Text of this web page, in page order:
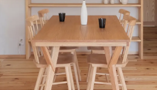
費用と流れ Price & Flow
ご相談からお引き渡しまで
会社案内Company